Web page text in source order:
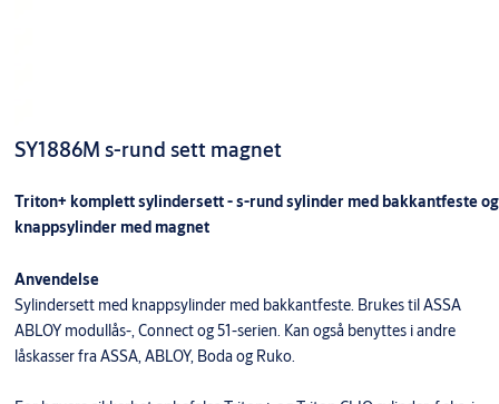
SY1886M s-rund sett magnet
Triton+ komplett sylindersett - s-rund sylinder med bakkantfeste og
knappsylinder med magnet
Anvendelse
Sylindersett med knappsylinder med bakkantfeste. Brukes til ASSA
ABLOY modullås-, Connect og 51-serien. Kan også benyttes i andre
låskasser fra ASSA, ABLOY, Boda og Ruko.